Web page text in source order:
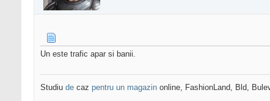
Un este trafic apar si banii.
Studiu de caz pentru un magazin online, FashionLand, Bld,